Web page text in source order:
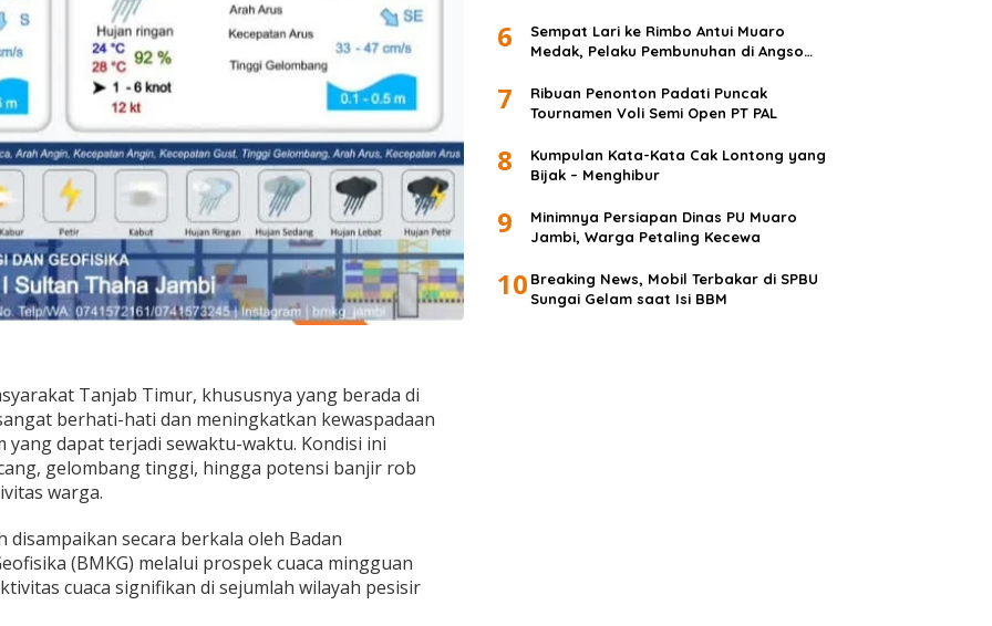
Tanjab Timur, khususnya yang berada di
berhati-hati dan meningkatkan kewaspadaan
yang dapat terjadi sewaktu-waktu. Kondisi ini
gelombang tinggi, hingga potensi banjir rob
warga.
secara berkala oleh Badan
(BMKG) melalui prospek cuaca mingguan
cuaca signifikan di sejumlah wilayah pesisir
6
Sempat Lari ke Rimbo Antui Muaro
Medak, Pelaku Pembunuhan di Angso
7
Ribuan Penonton Padati Puncak
Tournamen Voli Semi Open PT PAL
8
Kumpulan Kata-Kata Cak Lontong yang
Bijak – Menghibur
9
Minimnya Persiapan Dinas PU Muaro
Jambi, Warga Petaling Kecewa
10 Breaking News, Mobil Terbakar di SPBU
Sungai Gelam saat Isi BBM